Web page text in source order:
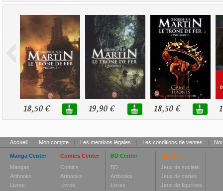
18,50 € 19,90 € 18,50 €
Accueil | Mon compte | Les mentions légales | Les conditions de ventes |
Manga Center
Mangas
Artbooks
Livres
Comics Center
Comics
Artbooks
Livres
BD Center
BD
Artbooks
Livres
Toy Center
Jeux de société
Jeux de cartes
Jeux de figurines